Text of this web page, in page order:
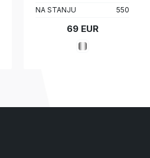
NA STANJU 550
69 EUR